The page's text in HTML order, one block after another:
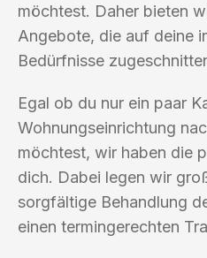
möchtest. Daher bieten
Angebote, die auf deine
Bedürfnisse
Egal ob du nur ein paar
Wohnungseinrichtung
möchtest, wir haben die
dich. Dabei legen wir
sorgfältige Behandlung
einen termingerechten